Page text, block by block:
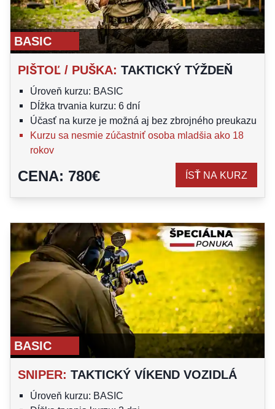
BASIC
PIŠTOĽ / PUŠKA: TAKTICKÝ TÝŽDEŇ
Úroveň kurzu: BASIC
Dĺžka trvania kurzu: 6 dní
Účasť na kurze je možná aj bez zbrojného preukazu
Kurzu sa nesmie zúčastniť osoba mladšia ako 18
rokov
CENA: 780€ ÍSŤ NA KURZ
BASIC
SNIPER: TAKTICKÝ VÍKEND VOZIDLÁ
Úroveň kurzu: BASIC